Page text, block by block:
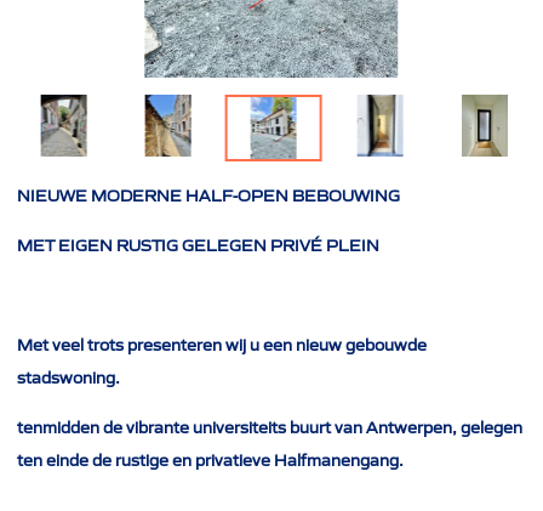
NIEUWE MODERNE HALF-OPEN BEBOUWING
MET EIGEN RUSTIG GELEGEN PRIVÉ PLEIN
Met veel trots presenteren wij u een nieuw gebouwde
stadswoning.
tenmidden de vibrante universiteits buurt van Antwerpen, gelegen
ten einde de rustige en privatieve Halfmanengang.